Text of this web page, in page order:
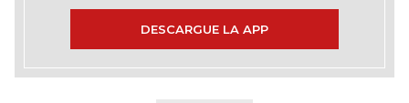
DESCARGUE LA APP